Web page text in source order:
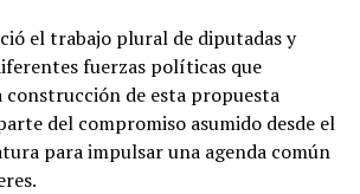
el trabajo plural de diputadas y
fuerzas políticas que
de esta propuesta
del compromiso asumido desde el
para impulsar una agenda común